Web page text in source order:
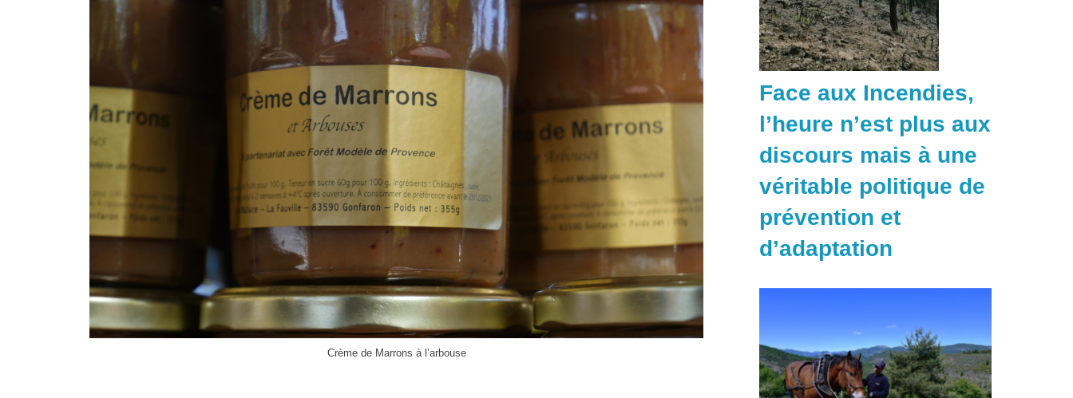
Crème de Marrons à l’arbouse
Face aux Incendies,
l’heure n’est plus aux
discours mais à une
véritable politique de
prévention et
d’adaptation